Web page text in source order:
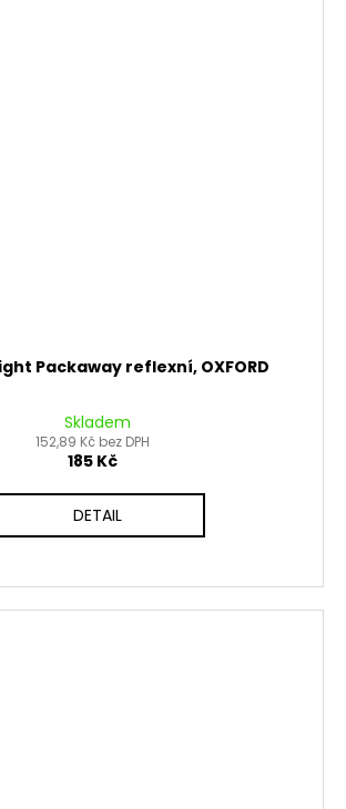
Packaway reflexní, OXFORD
Skladem
152,89 Kč bez DPH
185 Kč
DETAIL